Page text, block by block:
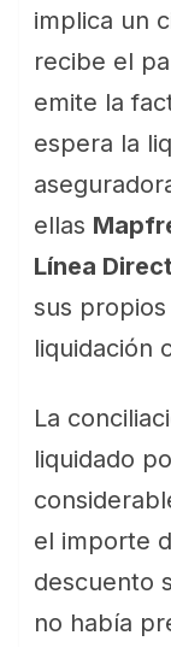
implica un
recibe el
emite la
espera la
ellas
Línea
sus
liquidación
La
liquidado
el importe
descuento
no había